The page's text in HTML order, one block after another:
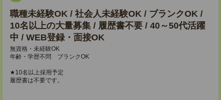
職種未経験OK / 社会人未経験OK / ブランクOK /
10名以上の大量募集 / 履歴書不要 / 40～50代活躍
中 / WEB登録・面接OK
無資格・未経験OK
年齢・学歴不問 ブランクOK
★10名以上採用予定
履歴書は不要です。